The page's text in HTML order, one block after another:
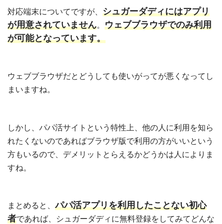
対応端末についてですが、 シュガーダディにはアプリ
が用意されていません。 ウェブブラウザでのみ利用
が可能となっています。
ウェブブラウザだとどうしても使いがってが悪くなってし
まいますね。
しかし、パパ活サイトという特性上、他の人に利用を知ら
れたくないのであればブラウザ版で利用の方がいいという
方もいるので、デメリットとらえるかどうかは人によりま
すね。
まとめると、パパ活アプリを利用したことない初心
者であれば、シュガーダディに無料登録をしてみてどんな